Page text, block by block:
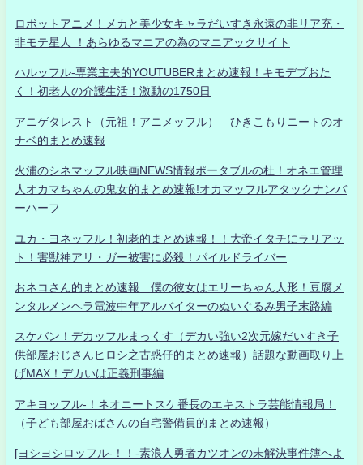
ロボットアニメ！メカと美少女キャラだいすき永遠の非リア充・
非モテ星人 ！あらゆるマニアの為のマニアックサイト
ハルッフル-専業主夫的YOUTUBERまとめ速報！キモデブおた
く！初老人の介護生活！激動の1750日
アニゲタレスト（元祖！アニメッフル） ひきこもりニートのオ
ナベ的まとめ速報
火浦のシネマッフル映画NEWS情報ポータブルの杜！オネエ管理
人オカマちゃんの鬼女的まとめ速報!オカマッフルアタックナンバ
ーハーフ
ユカ・ヨネッフル！初老的まとめ速報！！大帝イタチにラリアッ
ト！害獣神アリ・ガー被害に必殺！パイルドライバー
おネコさん的まとめ速報 僕の彼女はエリーちゃん人形！豆腐メ
ンタルメンヘラ電波中年アルバイターのぬいぐるみ男子末路編
スケバン！デカッフルまっくす（デカい強い2次元嫁だいすき子
供部屋おじさんヒロシ之古惑仔的まとめ速報）話題な動画取り上
げMAX！デカいは正義刑事編
アキヨッフル-！ネオニートスケ番長のエキストラ芸能情報局！
（子ども部屋おばさんの自宅警備員的まとめ速報）
[ヨシヨシロッフル-！！-素浪人勇者カツオンの未解決事件簿へよ